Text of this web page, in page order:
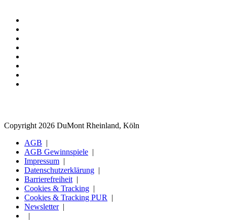
Copyright 2026 DuMont Rheinland, Köln
AGB
AGB Gewinnspiele
Impressum
Datenschutzerklärung
Barrierefreiheit
Cookies & Tracking
Cookies & Tracking PUR
Newsletter